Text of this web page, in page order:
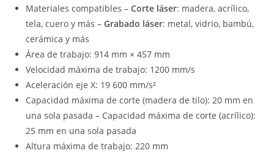
Materiales compatibles –Corte láser: madera, acrílico,
tela, cuero y más –Grabado láser: metal, vidrio, bambú,
cerámica y más
Área de trabajo: 914 mm × 457 mm
Velocidad máxima de trabajo: 1200 mm/s
Aceleración eje X: 19 600 mm/s²
Capacidad máxima de corte (madera de tilo): 20 mm en
una sola pasada – Capacidad máxima de corte (acrílico):
25 mm en una sola pasada
Altura máxima de trabajo: 220 mm